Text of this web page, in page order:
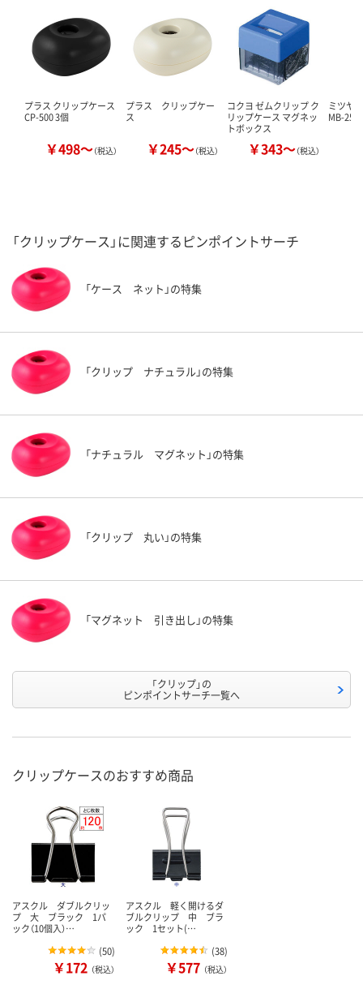
プラス クリップケース
CP-500 3個
￥498～（税込）
プラス クリップケー
ス
￥245～（税込）
コクヨ ゼムクリップ ク
リップケース マグネッ
トボックス
￥343～（税込）
ミツヤ
MB-250V
「クリップケース」に関連するピンポイントサーチ
「ケース ネット」の特集
「クリップ ナチュラル」の特集
「ナチュラル マグネット」の特集
「クリップ 丸い」の特集
「マグネット 引き出し」の特集
「クリップ」の
ピンポイントサーチ一覧へ
クリップケースのおすすめ商品
アスクル ダブルクリッ
プ 大 ブラック 1パ
ック（10個入）…
(50)
￥172 （税込）
アスクル 軽く開けるダ
ブルクリップ 中 ブラ
ック 1セット(…
(38)
￥577 （税込）